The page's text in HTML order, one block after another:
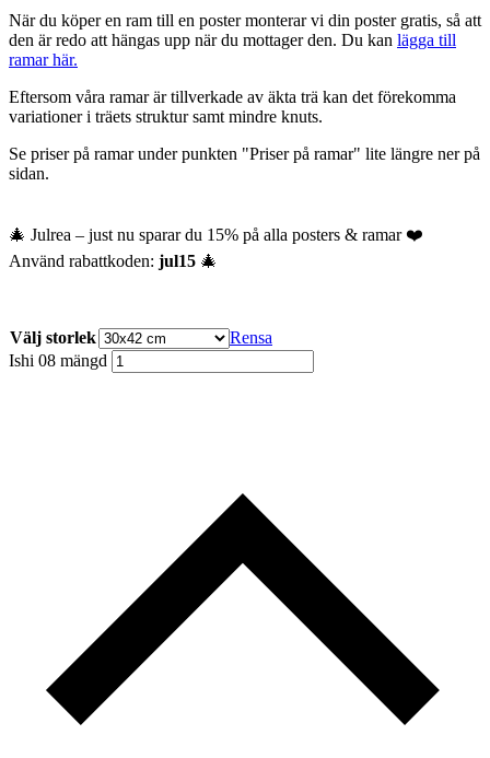
När du köper en ram till en poster monterar vi din poster gratis, så att
den är redo att hängas upp när du mottager den. Du kan lägga till
ramar här.
Eftersom våra ramar är tillverkade av äkta trä kan det förekomma
variationer i träets struktur samt mindre knuts.
Se priser på ramar under punkten "Priser på ramar" lite längre ner på
sidan.
🎄 Julrea – just nu sparar du 15% på alla posters & ramar ❤️
Använd rabattkoden: jul15 🎄
Välj storlek
Rensa
Ishi 08 mängd